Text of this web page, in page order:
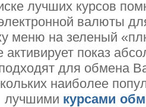
лучших курсов
валюты
меню на зеленый
активирует показ
для обмена
наиболее
лучшими курсами